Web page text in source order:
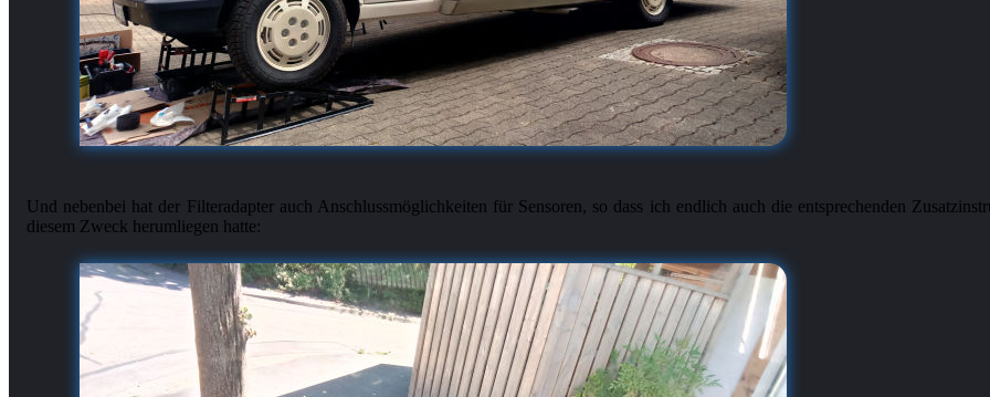
Und nebenbei hat der Filteradapter auch Anschlussmöglichkeiten für Sensoren, so dass ich endlich auch die entsprechenden